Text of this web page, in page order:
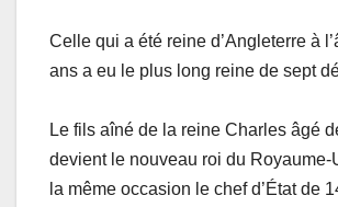
Celle qui a été reine d’Angleterre à
ans a eu le plus long reine de sept
Le fils aîné de la reine Charles âgé
devient le nouveau roi du Royaume-
la même occasion le chef d’État de